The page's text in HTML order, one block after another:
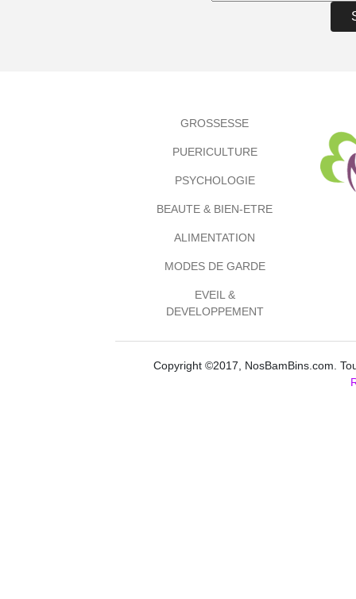
GROSSESSE
PUERICULTURE
PSYCHOLOGIE
BEAUTE & BIEN-ETRE
ALIMENTATION
MODES DE GARDE
EVEIL &
DEVELOPPEMENT
Copyright ©2017, NosBamBins.com.